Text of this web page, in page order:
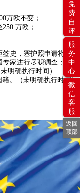
万欧不变；
万欧；
签史，塞护照申请将不
家进行尽职调查；
明确执行时间）
籍。（未明确执行时间）
免
费
自
评
服
务
中
心
微
信
客
服
返回
顶部